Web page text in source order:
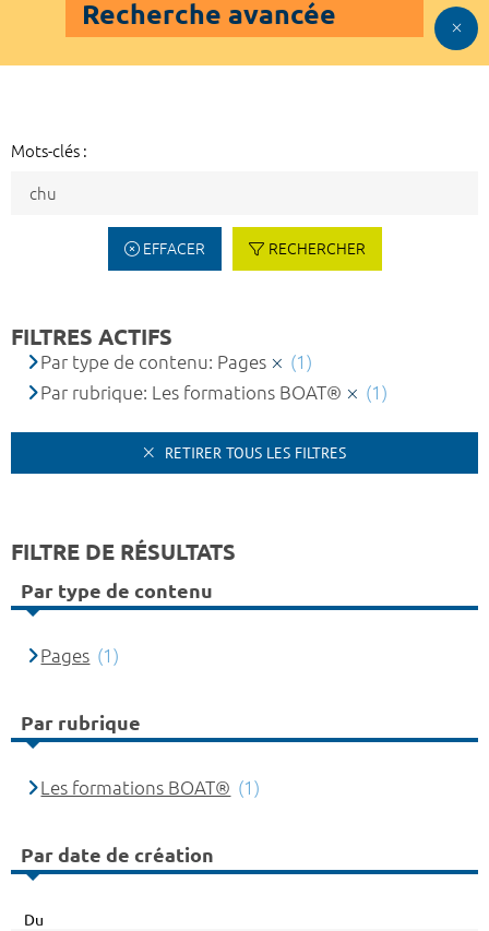
Recherche avancée
Mots-clés :
EFFACER RECHERCHER
FILTRES ACTIFS
Par type de contenu: Pages
(1)
Par rubrique: Les formations BOAT®
(1)
RETIRER TOUS LES FILTRES
FILTRE DE RÉSULTATS
Par type de contenu
Pages (1)
Par rubrique
Les formations BOAT® (1)
Par date de création
Du